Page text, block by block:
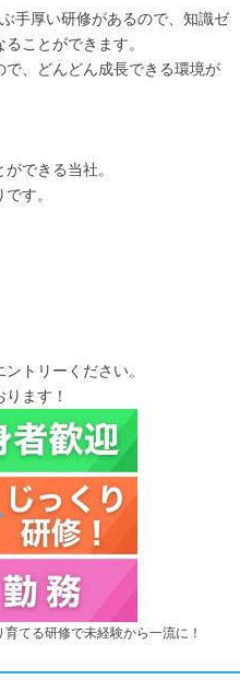
手厚い研修があるので、知識ゼ
ことができます。
で、どんどん成長できる環境が
できる当社。
す。
トリーください。
ます！
てる研修で未経験から一流に！